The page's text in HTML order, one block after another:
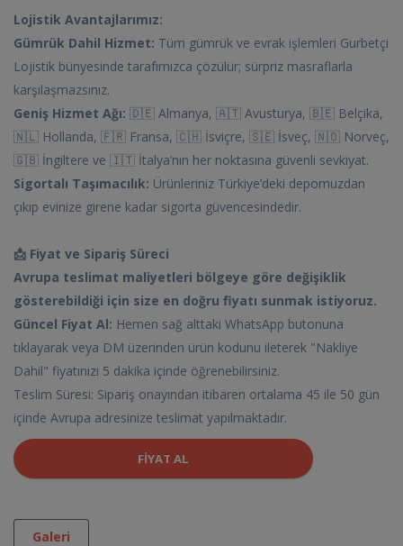
Lojistik Avantajlarımız:
Gümrük Dahil Hizmet: Tüm gümrük ve evrak işlemleri Gurbetçi
Lojistik bünyesinde tarafımızca çözülür; sürpriz masraflarla
karşılaşmazsınız.
Geniş Hizmet Ağı: 🇩🇪 Almanya, 🇦🇹 Avusturya, 🇧🇪 Belçika,
🇳🇱 Hollanda, 🇫🇷 Fransa, 🇨🇭 İsviçre, 🇸🇪 İsveç, 🇳🇴 Norveç,
🇬🇧 İngiltere ve 🇮🇹 İtalya’nın her noktasına güvenli sevkiyat.
Sigortalı Taşımacılık: Ürünleriniz Türkiye’deki depomuzdan
çıkıp evinize girene kadar sigorta güvencesindedir.
📩 Fiyat ve Sipariş Süreci
Avrupa teslimat maliyetleri bölgeye göre değişiklik
gösterebildiği için size en doğru fiyatı sunmak istiyoruz.
Güncel Fiyat Al: Hemen sağ alttaki WhatsApp butonuna
tıklayarak veya DM üzerinden ürün kodunu ileterek "Nakliye
Dahil" fiyatınızı 5 dakika içinde öğrenebilirsiniz.
Teslim Süresi: Sipariş onayından itibaren ortalama 45 ile 50 gün
içinde Avrupa adresinize teslimat yapılmaktadır.
FIYAT AL
Galeri